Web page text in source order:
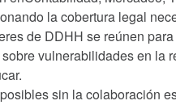
la cobertura legal
de DDHH se reúnen
vulnerabilidades en la
sin la colaboración